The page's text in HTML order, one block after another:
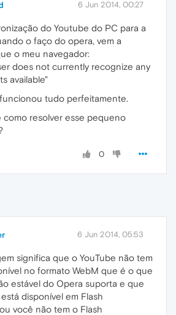
6 Jun 2014, 00:27
do Youtube do PC para a
o faço do opera, vem a
o meu navegador:
does not currently recognize any
available"
tudo perfeitamente.
como resolver esse pequeno
0
6 Jun 2014, 05:53
significa que o YouTube não tem
no formato WebM que é o que
estável do Opera suporta e que
disponível em Flash
você não tem o Flash